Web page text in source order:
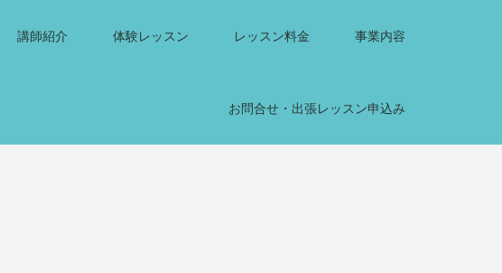
講師紹介 体験レッスン レッスン料金 事業内容
お問合せ・出張レッスン申込み